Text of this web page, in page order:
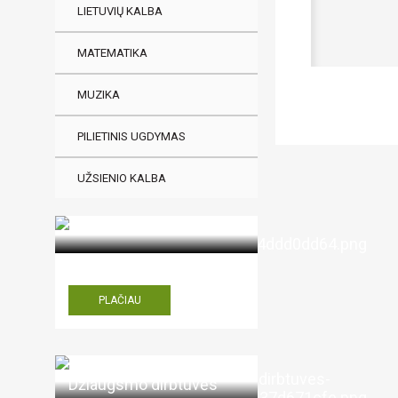
LIETUVIŲ KALBA
MATEMATIKA
MUZIKA
PILIETINIS UGDYMAS
UŽSIENIO KALBA
PLAČIAU
Džiaugsmo dirbtuvės